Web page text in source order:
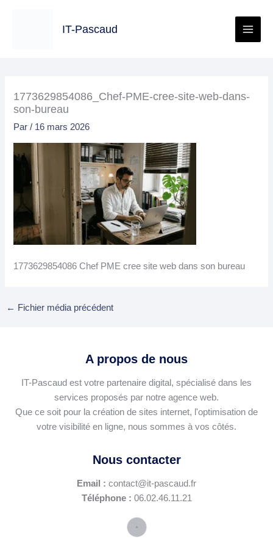
IT-Pascaud
1773629854086_Chef-PME-cree-site-web-dans-
son-bureau
Par/ 16 mars 2026
1773629854086 Chef PME cree site web dans son bureau
← Fichier média précédent
A propos de nous
IT-Pascaud est votre partenaire digital, spécialisé dans les
services proposés par notre agence web.
Que ce soit pour la création de sites internet, l'optimisation de
votre visibilité en ligne, nous sommes à vos côtés.
Nous contacter
Email : contact@it-pascaud.fr
Téléphone : 06.02.46.11.21